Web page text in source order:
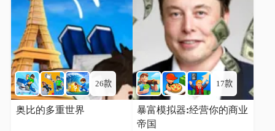
26款
奥比的多重世界
17款
暴富模拟器:经营你的商业
帝国